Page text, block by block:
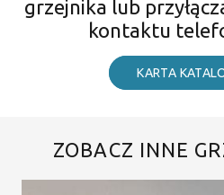
grzejnika lub
kontaktu
KARTA
ZOBACZ INNE